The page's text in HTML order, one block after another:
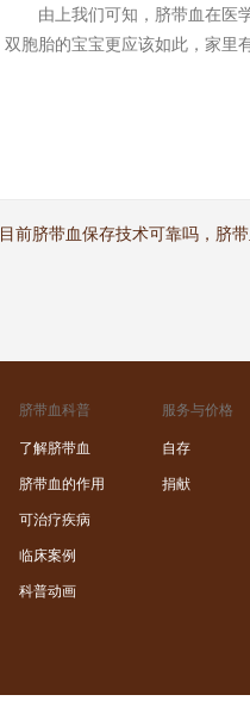
由上我们可知，脐带血在医学
双胞胎的宝宝更应该如此，家里
目前脐带血保存技术可靠吗，脐
脐带血科普
了解脐带血
脐带血的作用
可治疗疾病
临床案例
科普动画
服务与价格
自存
捐献